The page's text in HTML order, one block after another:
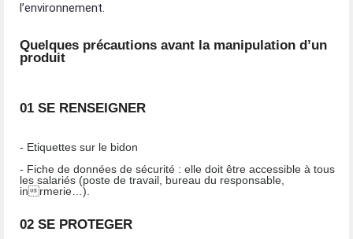
l’environnement.
Quelques précautions avant la manipulation d’un
produit
01 SE RENSEIGNER
- Etiquettes sur le bidon
- Fiche de données de sécurité : elle doit être accessible à tous
les salariés (poste de travail, bureau du responsable,
inrmerie…).
02 SE PROTEGER